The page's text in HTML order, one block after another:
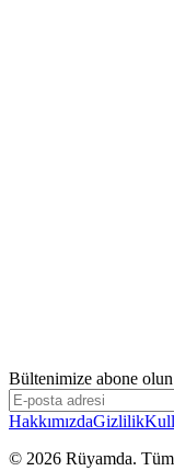
Bültenimize abone olun
HakkımızdaGizlilik
© 2026 Rüyamda. Tüm